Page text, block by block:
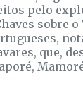
pelo
sobre o
que,